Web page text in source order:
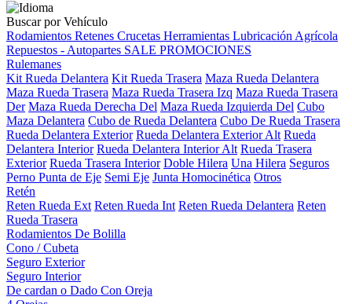
Buscar por Vehículo
Rodamientos Retenes Crucetas Herramientas Lubricación Agrícola
Repuestos - Autopartes SALE PROMOCIONES
Rulemanes
Kit Rueda Delantera Kit Rueda Trasera Maza Rueda Delantera
Maza Rueda Trasera Maza Rueda Trasera Izq Maza Rueda Trasera
Der Maza Rueda Derecha Del Maza Rueda Izquierda Del Cubo
Maza Delantera Cubo de Rueda Delantera Cubo De Rueda Trasera
Rueda Delantera Exterior Rueda Delantera Exterior Alt Rueda
Delantera Interior Rueda Delantera Interior Alt Rueda Trasera
Exterior Rueda Trasera Interior Doble Hilera Una Hilera Seguros
Perno Punta de Eje Semi Eje Junta Homocinética Otros
Retén
Reten Rueda Ext Reten Rueda Int Reten Rueda Delantera Reten
Rueda Trasera
Rodamientos De Bolilla
Cono / Cubeta
Seguro Exterior
Seguro Interior
De cardan o Dado Con Oreja